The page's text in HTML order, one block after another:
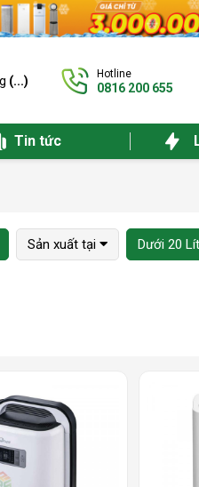
(...) Hotline
0816 200 655
Tin tức
Sản xuất tại Dưới 20